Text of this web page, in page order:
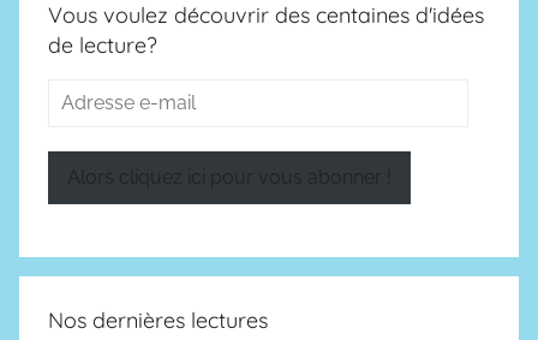
Vous voulez découvrir des centaines d'idées
de lecture?
Adresse
Alors cliquez ici pour vous abonner !
Nos dernières lectures